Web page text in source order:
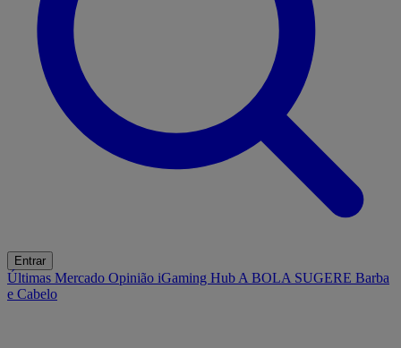
Entrar
Últimas Mercado Opinião iGaming Hub A BOLA SUGERE Barba
e Cabelo